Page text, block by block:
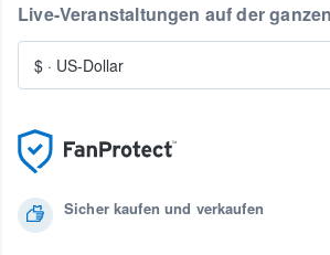
Sicher kaufen und verkaufen
Live-Veranstaltungen auf der
$ · US-Dollar